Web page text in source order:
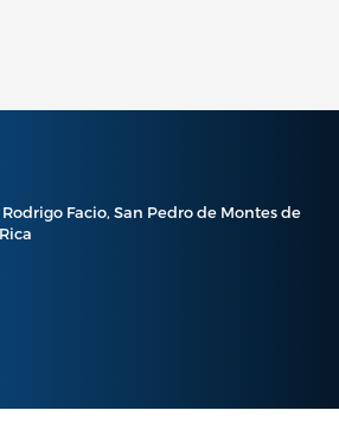
Facio, San Pedro de Montes de